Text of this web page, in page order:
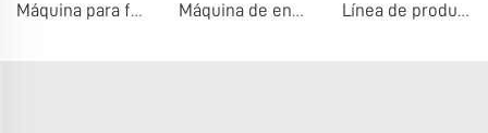
Máquina para fabricar chicle de burbujas enrollado Máquina de envoltura doble torsión para dulces Línea de producción de chicle